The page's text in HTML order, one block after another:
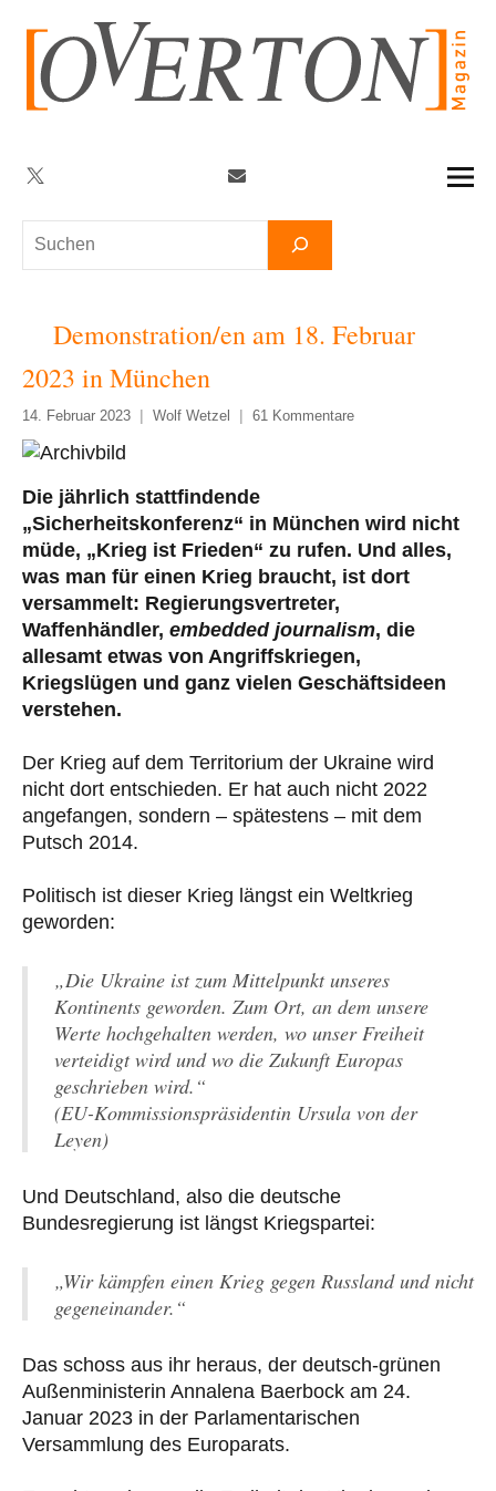
springen
Suchen
Twitter
Demonstration/en am 18. Februar
2023 in München
14. Februar 2023 Wolf Wetzel 61 Kommentare
Die jährlich stattfindende
„Sicherheitskonferenz“ in München wird nicht
müde, „Krieg ist Frieden“ zu rufen. Und alles,
was man für einen Krieg braucht, ist dort
versammelt: Regierungsvertreter,
Waffenhändler, embedded journalism, die
allesamt etwas von Angriffskriegen,
Kriegslügen und ganz vielen Geschäftsideen
verstehen.
Der Krieg auf dem Territorium der Ukraine wird
nicht dort entschieden. Er hat auch nicht 2022
angefangen, sondern – spätestens – mit dem
Putsch 2014.
Politisch ist dieser Krieg längst ein Weltkrieg
geworden:
„Die Ukraine ist zum Mittelpunkt unseres
Kontinents geworden. Zum Ort, an dem unsere
Werte hochgehalten werden, wo unser Freiheit
verteidigt wird und wo die Zukunft Europas
geschrieben wird.“
(EU-Kommissionspräsidentin Ursula von der
Leyen)
Und Deutschland, also die deutsche
Bundesregierung ist längst Kriegspartei:
„Wir kämpfen einen Krieg gegen Russland und nicht
gegeneinander.“
Das schoss aus ihr heraus, der deutsch-grünen
Außenministerin Annalena Baerbock am 24.
Januar 2023 in der Parlamentarischen
Versammlung des Europarats.